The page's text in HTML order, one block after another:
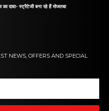
दावा- स्ट्रैटेजी बना रहे हैं मोजतबा
NEWS, OFFERS AND SPECIAL